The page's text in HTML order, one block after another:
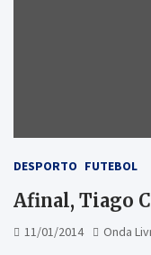
DESPORTO FUTEBOL
Afinal, Tiago
11/01/2014 Onda